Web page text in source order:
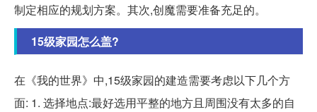
制定相应的规划方案。其次,创魔需要准备充足的。
15级家园怎么盖?
在《我的世界》中,15级家园的建造需要考虑以下几个方
面: 1. 选择地点:最好选用平整的地方且周围没有太多的自